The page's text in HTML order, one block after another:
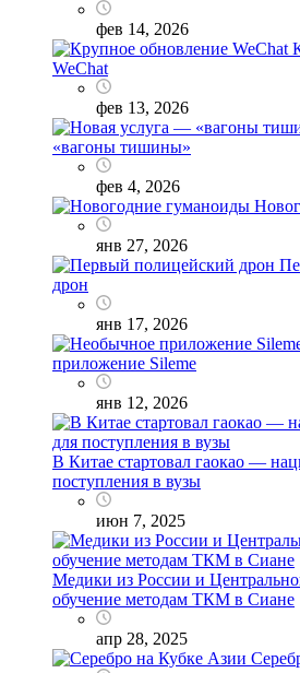
фев 14, 2026
WeChat
фев 13, 2026
«вагоны тишины»
фев 4, 2026
янв 27, 2026
дрон
янв 17, 2026
приложение Sileme
янв 12, 2026
В Китае стартовал гаокао —
поступления в вузы
июн 7, 2025
Медики из России и
обучение методам ТКМ в Сиане
апр 28, 2025